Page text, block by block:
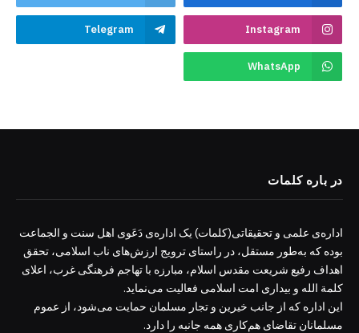
Instagram
Telegram
WhatsApp
در باره کلمات
اداره‌ی علمی و تحقیقاتی(کلمات) یک اداره‌ی دَعَوی اهل سنت و الجماعت
بوده که به‌طور مستقل، در راستای ترویج ارزش‌های ناب اسلامی، تحقق
اهداف رفیع شریعت مقدس اسلام، مبارزه با تهاجم فرهنگی غرب، اعلای
کلمة الله و بیداری امت اسلامی فعالیت می‌نماید.
این اداره که از جانب خیرین و تجار مسلمان حمایت می‌شود، از عموم
مسلمانان تقاضای هم‌کاری همه جانبه را دارد.